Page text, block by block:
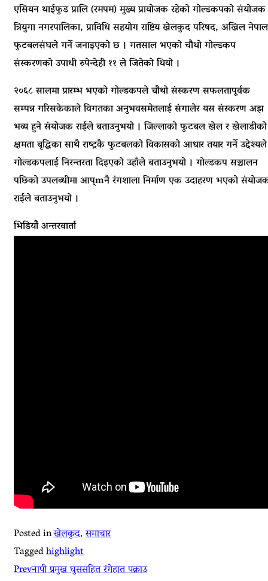
एसियन थाईफुड प्रालि (रमपम) मुख्य प्रायोजक रहेको गोल्डकपको संयोजक
त्रियुगा नगरपालिका, प्राविधि सहयोग राष्टिय खेलकुद परिषद, अखिल नेपाल
फुटबलसंघले गर्ने जनाइएको छ । गतसाल भएको चौथो गोल्डकप
संस्करणको उपाधी रुपेन्देही ११ ले जितेको थियो ।
२०६८ सालमा प्रारम्भ भएको गोल्डकपले चौथो संस्करण सफलतापूर्वक
सम्पन्न गरिसकेकाले विगतका अनुभवसमेतलाई संगालेर यस संस्करण अझ
भव्य हुने संयोजक राईले बताउनुभयो । जिल्लाको फुटबल खेल र खेलाडीको
क्षमता बृद्धिका साथै राष्ट्रकै फुटबलको विकासको आधार तयार गर्ने उद्देश्यले
गोल्डकपलाई निरन्तरता दिइएको उहाँले बताउनुभयो । गोल्डकप सञ्चालन
पछिको उपलब्धीमा आप्mनै रंगशाला निर्माण एक उदाहरण भएको
राईले बताउनुभयो ।
भिडियोे अन्तरवार्ता
Posted inखेलकुद,समाचार
Taggedhighlight
Prevनापी प्रमुख घुससहित रंगेहात पक्राउ